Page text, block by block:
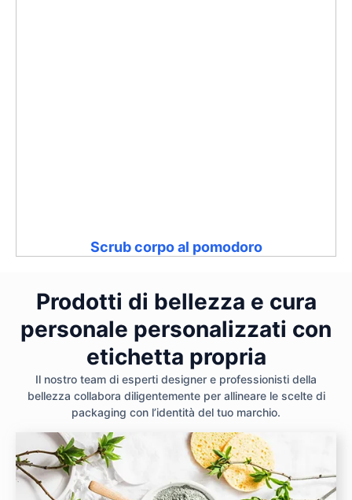
Scrub corpo al pomodoro
Prodotti di bellezza e cura
personale personalizzati con
etichetta propria
Il nostro team di esperti designer e professionisti della
bellezza collabora diligentemente per allineare le scelte di
packaging con l’identità del tuo marchio.